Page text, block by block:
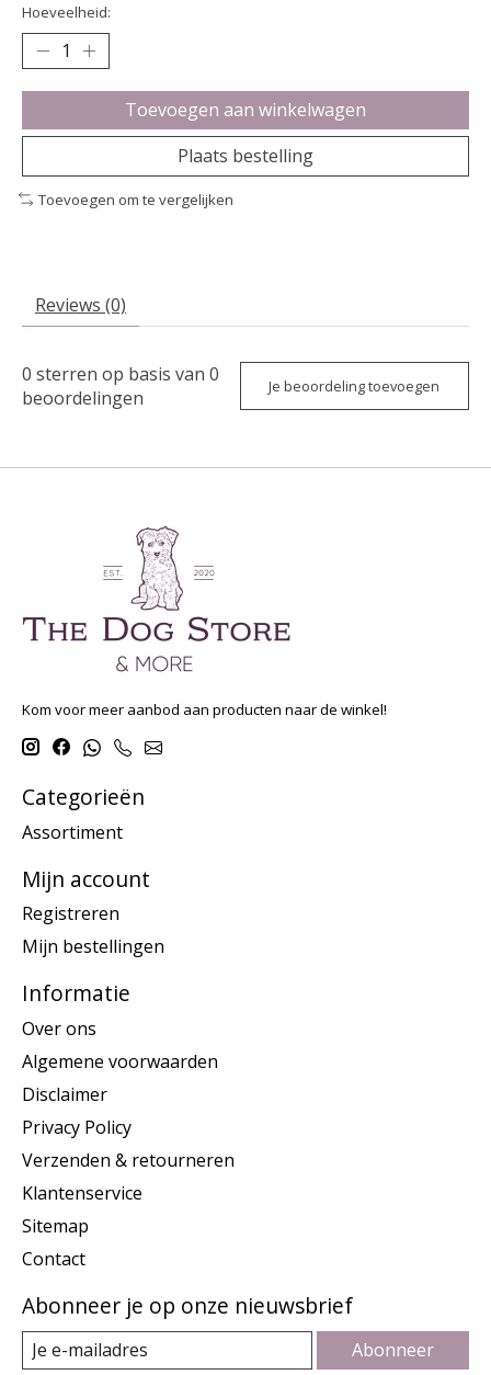
Hoeveelheid:
Toevoegen aan winkelwagen
Plaats bestelling
Toevoegen om te vergelijken
Reviews (0)
0 sterren op basis van 0
beoordelingen
Je beoordeling toevoegen
Kom voor meer aanbod aan producten naar de winkel!
Categorieën
Assortiment
Mijn account
Registreren
Mijn bestellingen
Informatie
Over ons
Algemene voorwaarden
Disclaimer
Privacy Policy
Verzenden & retourneren
Klantenservice
Sitemap
Contact
Abonneer je op onze nieuwsbrief
Abonneer